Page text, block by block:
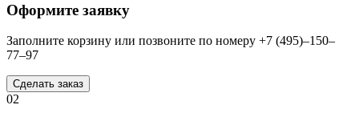
Оформите заявку
Заполните корзину или позвоните по номеру +7 (495)–150–
77–97
Сделать заказ
02